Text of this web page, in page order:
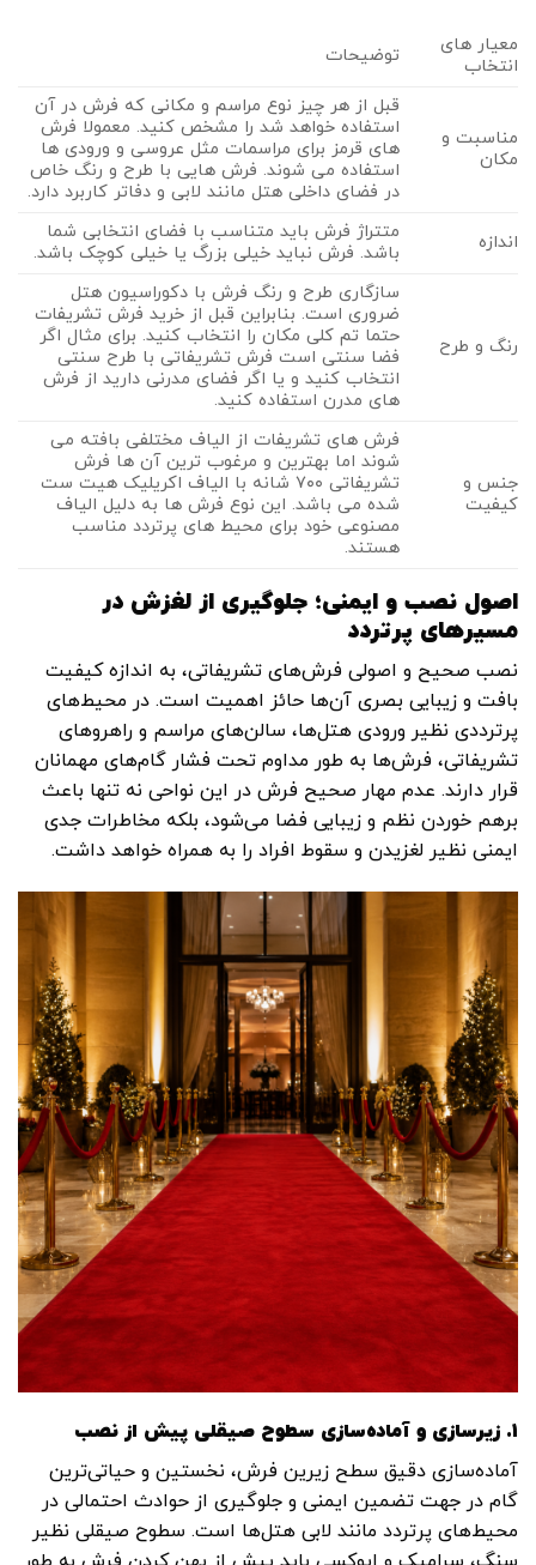
معیار های
انتخاب
توضیحات
مناسبت و
مکان
قبل از هر چیز نوع مراسم و مکانی که فرش در آن
استفاده خواهد شد را مشخص کنید. معمولا فرش
های قرمز برای مراسمات مثل عروسی و ورودی ها
استفاده می شوند. فرش هایی با طرح و رنگ خاص
در فضای داخلی هتل مانند لابی و دفاتر کاربرد دارد.
اندازه
متتراژ فرش باید متناسب با فضای انتخابی شما
باشد. فرش نباید خیلی بزرگ یا خیلی کوچک باشد.
رنگ و طرح
سازگاری طرح و رنگ فرش با دکوراسیون هتل
ضروری است. بنابراین قبل از خرید فرش تشریفات
حتما تم کلی مکان را انتخاب کنید. برای مثال اگر
فضا سنتی است فرش تشریفاتی با طرح سنتی
انتخاب کنید و یا اگر فضای مدرنی دارید از فرش
های مدرن استفاده کنید.
جنس و
کیفیت
فرش های تشریفات از الیاف مختلفی بافته می
شوند اما بهترین و مرغوب ترین آن ها فرش
تشریفاتی ۷۰۰ شانه با الیاف اکریلیک هیت ست
شده می باشد. این نوع فرش ها به دلیل الیاف
مصنوعی خود برای محیط های پرتردد مناسب
هستند.
اصول نصب و ایمنی؛ جلوگیری از لغزش در
مسیرهای پرتردد
نصب صحیح و اصولی فرش‌های تشریفاتی، به اندازه کیفیت
بافت و زیبایی بصری آن‌ها حائز اهمیت است. در محیط‌های
پرترددی نظیر ورودی هتل‌ها، سالن‌های مراسم و راهروهای
تشریفاتی، فرش‌ها به طور مداوم تحت فشار گام‌های مهمانان
قرار دارند. عدم مهار صحیح فرش در این نواحی نه تنها باعث
برهم خوردن نظم و زیبایی فضا می‌شود، بلکه مخاطرات جدی
ایمنی نظیر لغزیدن و سقوط افراد را به همراه خواهد داشت.
۱. زیرسازی و آماده‌سازی سطوح صیقلی پیش از نصب
آماده‌سازی دقیق سطح زیرین فرش، نخستین و حیاتی‌ترین
گام در جهت تضمین ایمنی و جلوگیری از حوادث احتمالی در
محیط‌های پرتردد مانند لابی هتل‌ها است. سطوح صیقلی نظیر